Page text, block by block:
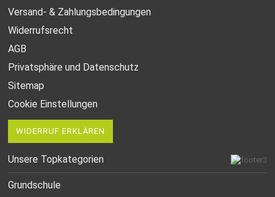
Versand- & Zahlungsbedingungen
Widerrufsrecht
AGB
Privatsphäre und Datenschutz
Sitemap
Cookie Einstellungen
WIDERRUF ERKLÄREN
Unsere Topkategorien
Grundschule